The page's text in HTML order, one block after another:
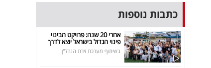
כתבות נוספות
אחרי 20 שנה: פרויקט הבינוי
פינוי הגדול בישראל יוצא לדרך
בשיתוף מערכת זירת הנדל"ן